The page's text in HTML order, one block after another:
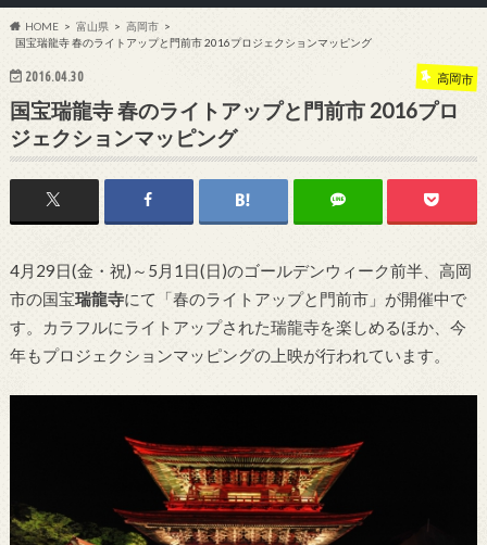
HOME 富山県
高岡市
国宝瑞龍寺 春のライトアップと門前市 2016プロジェクションマッピング
2016.04.30 高岡市
国宝瑞龍寺 春のライトアップと門前市 2016プロ
ジェクションマッピング
4月29日(金・祝)～5月1日(日)のゴールデンウィーク前半、高岡
市の国宝瑞龍寺にて「春のライトアップと門前市」が開催中で
す。カラフルにライトアップされた瑞龍寺を楽しめるほか、今
年もプロジェクションマッピングの上映が行われています。